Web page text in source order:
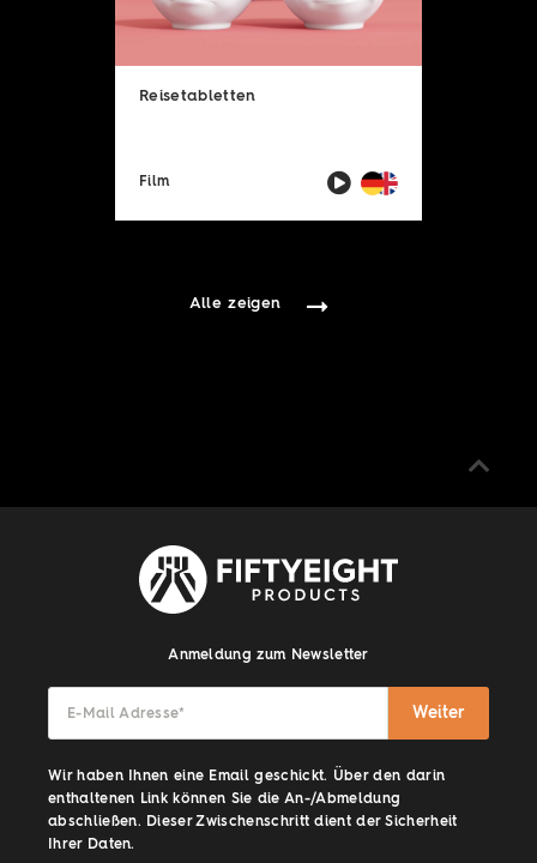
Reisetabletten
Film
Alle zeigen
Anmeldung zum Newsletter
E-Mail Adresse* Weiter
Wir haben Ihnen eine Email geschickt. Über den darin
enthaltenen Link können Sie die An-/Abmeldung
abschließen. Dieser Zwischenschritt dient der Sicherheit
Ihrer Daten.